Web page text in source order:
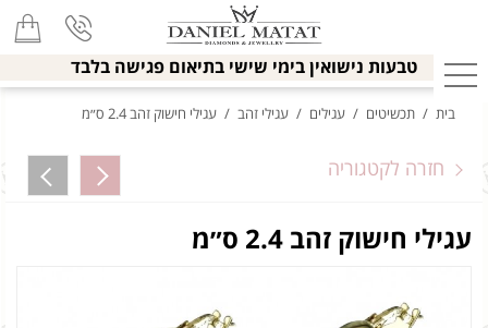
טבעות נישואין בימי שישי בתיאום פגישה בלבד
בית / תכשיטים / עגילים / עגילי זהב / עגילי חישוק זהב 2.4 ס״מ
חזרה לקטגוריה
עגילי חישוק זהב 2.4 ס״מ